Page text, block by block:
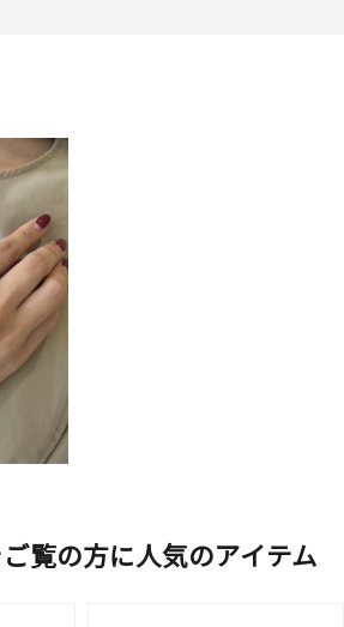
覧の方に人気のアイテム